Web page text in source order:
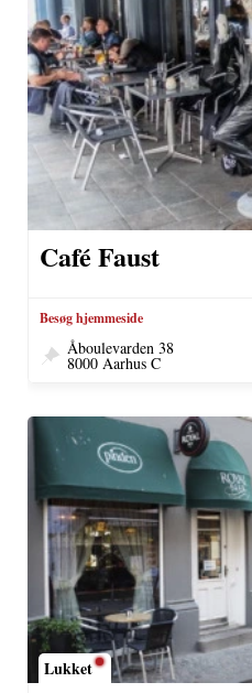
Café Faust
Besøg hjemmeside
Åboulevarden 38
8000 Aarhus C
Lukket